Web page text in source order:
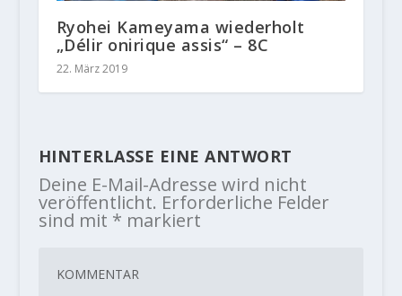
Ryohei Kameyama wiederholt
„Délir onirique assis“ – 8C
22. März 2019
HINTERLASSE EINE ANTWORT
Deine E-Mail-Adresse wird nicht
veröffentlicht. Erforderliche Felder
sind mit * markiert